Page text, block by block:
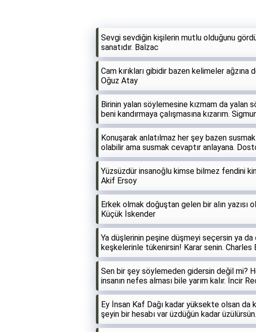
Sevgi sevdiğin kişilerin mutlu olduğunu
sanatıdır. Balzac
Cam kırıkları gibidir bazen kelimeler ağzına
Oğuz Atay
Birinin yalan söylemesine kızmam da yalan
beni kandırmaya çalışmasına kızarım.
Konuşarak anlatılmaz her şey bazen
olabilir ama susmak cevaptır anlayana.
Yüzsüzdür insanoğlu kimse bilmez fendini
Akif Ersoy
Erkek olmak doğuştan gelen bir alın yazısı
Küçük İskender
Ya düşlerinin peşine düşmeyi seçersin ya
keşkelerinle tükenirsin! Karar senin. Charles
Sen bir şey söylemeden gidersin değil mi?
insanın nefes alması bile yarım kalır. İncir
Ey İnsan Kaf Dağı kadar yüksekte olsan da
şeyin bir hesabı var üzdüğün kadar